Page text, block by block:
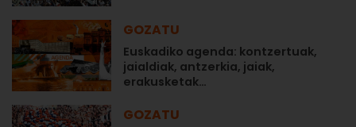
GOZATU
Euskadiko agenda: kontzertuak,
jaialdiak, antzerkia, jaiak,
erakusketak…
GOZATU